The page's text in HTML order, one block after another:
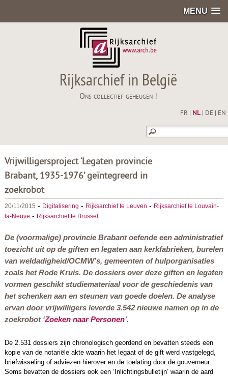
MENU
Rijksarchief in België
Ons collectief geheugen !
FR NL| DE EN
Vrijwilligersproject ‘Legaten provincie
Brabant, 1935-1976’ geïntegreerd in
zoekrobot
20/11/2015 - Digitalisering - Rijksarchief te Leuven - Rijksarchief te Louvain-
la-Neuve - Rijksarchief te Brussel
De (voormalige) provincie Brabant oefende een administratief
toezicht uit op de giften en legaten aan kerkfabrieken, burelen
van weldadigheid/OCMW’s, gemeenten of hulporganisaties
zoals het Rode Kruis. De dossiers over deze giften en legaten
vormen geschikt studiemateriaal voor de geschiedenis van
het schenken aan en steunen van goede doelen. De analyse
ervan door vrijwilligers leverde 3.542 nieuwe namen op in de
zoekrobot ‘Zoeken naar Personen’.
De 2.531 dossiers zijn chronologisch geordend en bevatten steeds een
kopie van de notariële akte waarin het legaat of de gift werd vastgelegd,
briefwisseling of adviezen hierover en de toelating door de gouverneur.
Soms bevatten de dossiers ook een ‘Inlichtingsbulletijn’ waarin de aard